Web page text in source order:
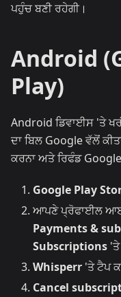
ਪਹੁੰਚ ਬਣੀ ਰਹੇਗੀ।
Android
Play)
Android ਡਿਵਾਈਸ 'ਤੇ
ਦਾ ਬਿਲ Google ਵੱਲੋਂ
ਕਰਨਾ ਅਤੇ ਰਿਫੰਡ
Google Play
ਆਪਣੇ ਪ੍ਰੋਫਾਈਲ
Payments &
Subscriptions
Whisperr 'ਤੇ ਟੈਪ
Cancel